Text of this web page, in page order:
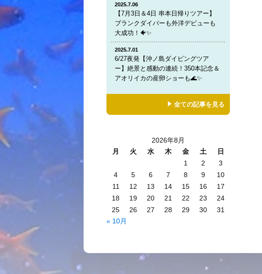
2025.7.06
【7月3日＆4日 串本日帰りツアー】
ブランクダイバーも外洋デビューも
大成功！🐠✨
2025.7.01
6/27夜発【沖ノ島ダイビングツア
ー】絶景と感動の連続！350本記念＆
アオリイカの産卵ショーも🌊✨
全ての記事を見る
2026年8月
月
火 水 木 金 土
日
1
2
3
4
5 6 7 8 9
10
11
12 13 14 15 16
17
18
19 20 21 22 23
24
25
26 27 28 29 30
31
« 10月